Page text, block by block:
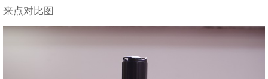
来点对比图